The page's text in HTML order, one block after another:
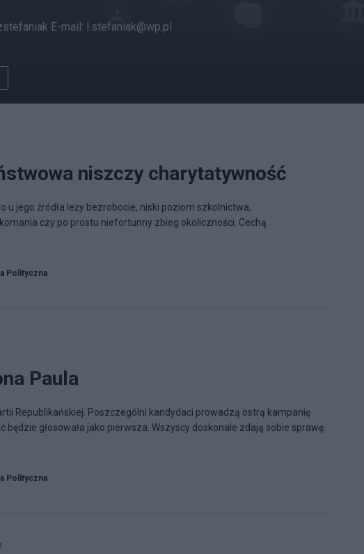
E-mail: l.stefaniak@wp.pl
niszczy charytatywność
u jego źródła leży bezrobocie, niski poziom szkolnictwa,
czy po prostu niefortunny zbieg okoliczności. Cechą
Polityczna
Paula
Republikańskiej. Poszczególni kandydaci prowadzą ostrą kampanię
głosowała jako pierwsza. Wszyscy doskonale zdają sobie sprawę
Polityczna